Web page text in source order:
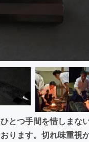
ふるさと納税
machi-ya
とつ手間を惜しまな
ります。切れ味重視